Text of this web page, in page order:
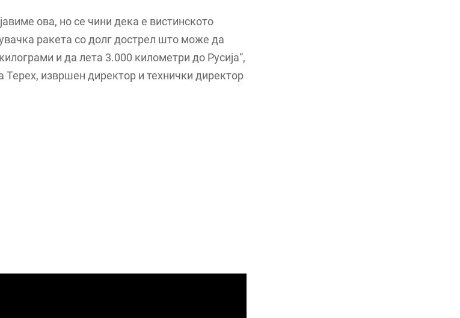
ова, но се чини дека е вистинското
ракета со долг дострел што може да
и да лета 3.000 километри до Русија“,
Терех, извршен директор и технички директор